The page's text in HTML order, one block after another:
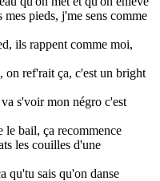
pieds, j'me sens comme
ils rappent comme moi,
on ref'rait ça, c'est un bright
s'voir mon négro c'est
bail, ça recommence
les couilles d'une
qu'tu sais qu'on danse